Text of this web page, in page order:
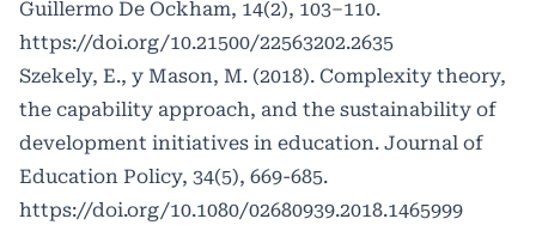
Guillermo De Ockham, 14(2), 103–110.
https://doi.org/10.21500/22563202.2635
Szekely, E., y Mason, M. (2018). Complexity theory,
the capability approach, and the sustainability of
development initiatives in education. Journal of
Education Policy, 34(5), 669-685.
https://doi.org/10.1080/02680939.2018.1465999